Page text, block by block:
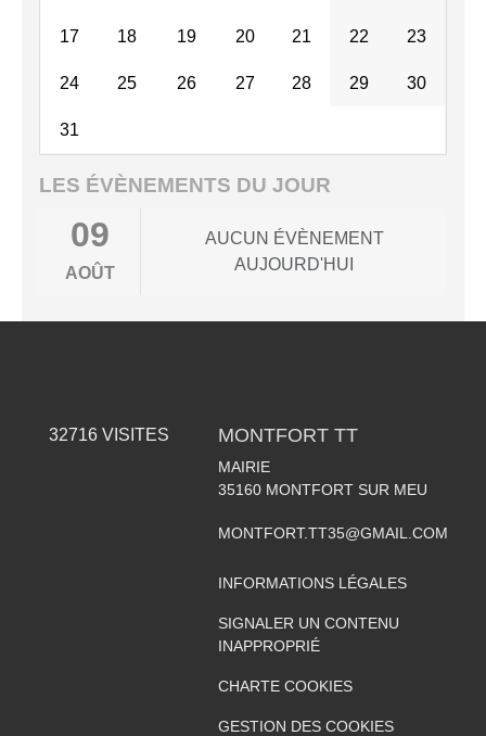
17 18 19 20 21 22 23
24 25 26 27 28 29 30
31
LES ÉVÈNEMENTS DU JOUR
09
AOÛT
AUCUN ÉVÈNEMENT
AUJOURD'HUI
32716VISITES MONTFORT TT
MAIRIE
35160 MONTFORT SUR MEU
MONTFORT.TT35@GMAIL.COM
INFORMATIONS LÉGALES
SIGNALER UN CONTENU
INAPPROPRIÉ
CHARTE COOKIES
GESTION DES COOKIES